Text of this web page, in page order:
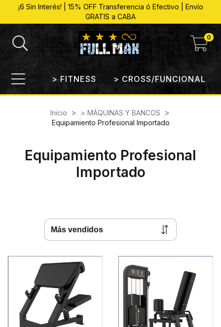
¡6 Sin Interés! | 15% OFF Transferencia ó Efectivo | Envío
GRATIS a CABA
0
> FITNESS > CROSS/FUNCIONAL
Inicio > > MÁQUINAS Y BANCOS >
Equipamiento Profesional Importado
Equipamiento Profesional
Importado